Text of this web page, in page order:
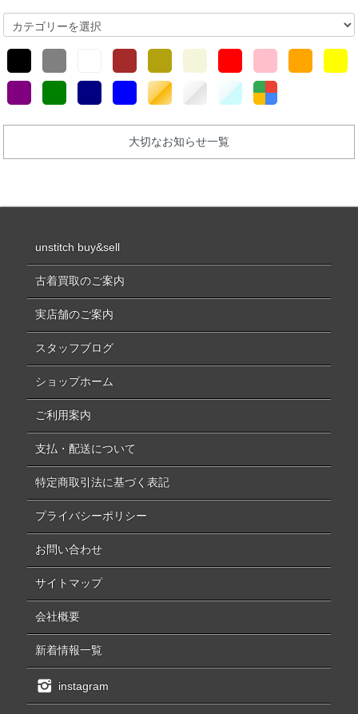
大切なお知らせ一覧
unstitch buy&sell
古着買取のご案内
実店舗のご案内
スタッフブログ
ショップホーム
ご利用案内
支払・配送について
特定商取引法に基づく表記
プライバシーポリシー
お問い合わせ
サイトマップ
会社概要
新着情報一覧
instagram